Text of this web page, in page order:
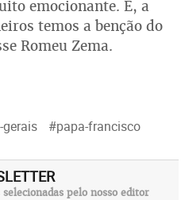
emocionante. E, a
temos a benção do
Romeu Zema.
#papa-francisco
pelo nosso editor